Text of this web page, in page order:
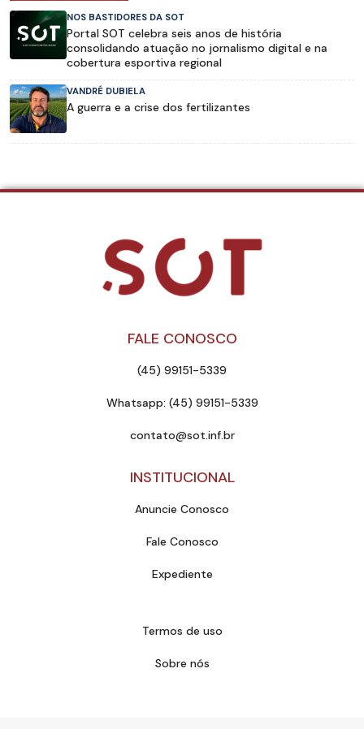
NOS BASTIDORES DA SOT
Portal SOT celebra seis anos de história
consolidando atuação no jornalismo digital e na
cobertura esportiva regional
VANDRÉ DUBIELA
A guerra e a crise dos fertilizantes
FALE CONOSCO
(45) 99151-5339
Whatsapp: (45) 99151-5339
contato@sot.inf.br
INSTITUCIONAL
Anuncie Conosco
Fale Conosco
Expediente
Termos de uso
Sobre nós